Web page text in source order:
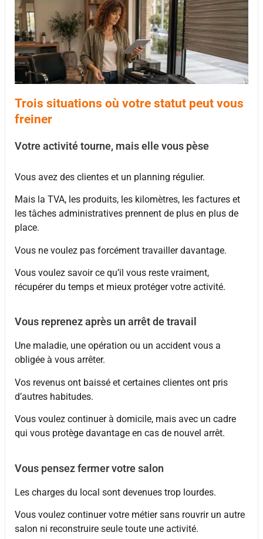
Trois situations où votre statut peut vous
freiner
Votre activité tourne, mais elle vous pèse
Vous avez des clientes et un planning régulier.
Mais la TVA, les produits, les kilomètres, les factures et
les tâches administratives prennent de plus en plus de
place.
Vous ne voulez pas forcément travailler davantage.
Vous voulez savoir ce qu’il vous reste vraiment,
récupérer du temps et mieux protéger votre activité.
Vous reprenez après un arrêt de travail
Une maladie, une opération ou un accident vous a
obligée à vous arrêter.
Vos revenus ont baissé et certaines clientes ont pris
d’autres habitudes.
Vous voulez continuer à domicile, mais avec un cadre
qui vous protège davantage en cas de nouvel arrêt.
Vous pensez fermer votre salon
Les charges du local sont devenues trop lourdes.
Vous voulez continuer votre métier sans rouvrir un autre
salon ni reconstruire seule toute une activité.